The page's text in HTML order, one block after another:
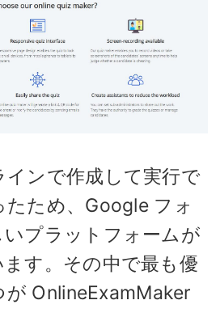
ンで作成して実行で
ため、Google フォ
プラットフォームが
す。その中で最も優
OnlineExamMaker